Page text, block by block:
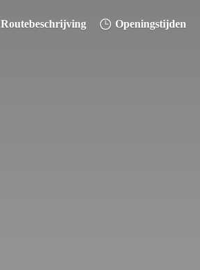
Routebeschrijving Openingstijden